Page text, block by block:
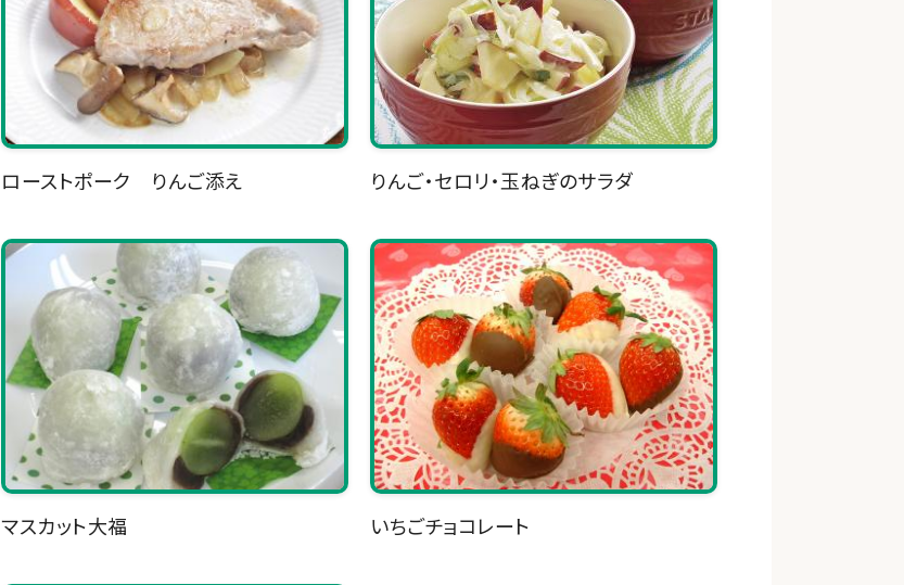
ローストポーク りんご添え りんご・セロリ・玉ねぎのサラダ
マスカット大福 いちごチョコレート